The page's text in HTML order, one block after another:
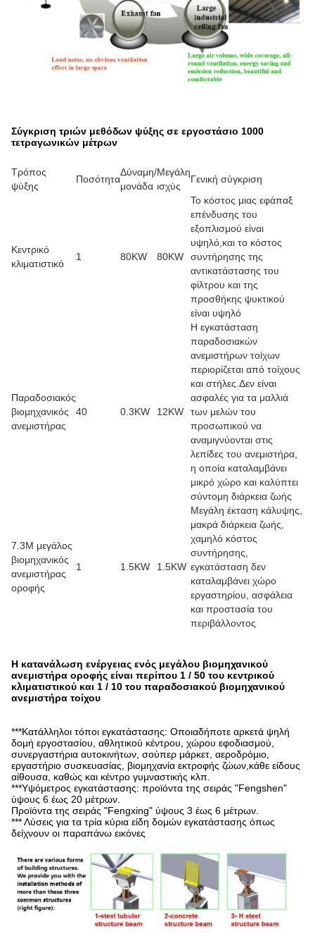
Σύγκριση τριών μεθόδων ψύξης σε εργοστάσιο 1000
τετραγωνικών μέτρων
Τρόπος
ψύξης
Ποσότητα
Δύναμη/
μονάδα
Μεγάλη
ισχύς
Γενική σύγκριση
Κεντρικό
κλιματιστικό
1 80KW 80KW
Το κόστος μιας εφάπαξ
επένδυσης του
εξοπλισμού είναι
υψηλό,και το κόστος
συντήρησης της
αντικατάστασης του
φίλτρου και της
προσθήκης ψυκτικού
είναι υψηλό
Παραδοσιακός
βιομηχανικός
ανεμιστήρας
40 0.3KW 12KW
Η εγκατάσταση
παραδοσιακών
ανεμιστήρων τοίχων
περιορίζεται από τοίχους
και στήλες.Δεν είναι
ασφαλές για τα μαλλιά
των μελών του
προσωπικού να
αναμιγνύονται στις
λεπίδες του ανεμιστήρα,
η οποία καταλαμβάνει
μικρό χώρο και καλύπτει
σύντομη διάρκεια ζωής
7.3M μεγάλος
βιομηχανικός
ανεμιστήρας
οροφής
1 1.5KW 1.5KW
Μεγάλη έκταση κάλυψης,
μακρά διάρκεια ζωής,
χαμηλό κόστος
συντήρησης,
εγκατάσταση δεν
καταλαμβάνει χώρο
εργαστηρίου, ασφάλεια
και προστασία του
περιβάλλοντος
Η κατανάλωση ενέργειας ενός μεγάλου βιομηχανικού
ανεμιστήρα οροφής είναι περίπου 1 / 50 του κεντρικού
κλιματιστικού και 1 / 10 του παραδοσιακού βιομηχανικού
ανεμιστήρα τοίχου
***Κατάλληλοι τόποι εγκατάστασης: Οποιαδήποτε αρκετά ψηλή
δομή εργοστασίου, αθλητικού κέντρου, χώρου εφοδιασμού,
συνεργαστήρια αυτοκινήτων, σούπερ μάρκετ, αεροδρόμιο,
εργαστήριο συσκευασίας, βιομηχανία εκτροφής ζώων,κάθε είδους
αίθουσα, καθώς και κέντρο γυμναστικής κλπ.
***Υψόμετρος εγκατάστασης: προϊόντα της σειράς "Fengshen"
ύψους 6 έως 20 μέτρων.
Προϊόντα της σειράς "Fengxing" ύψους 3 έως 6 μέτρων.
*** Λύσεις για τα τρία κύρια είδη δομών εγκατάστασης όπως
δείχνουν οι παραπάνω εικόνες